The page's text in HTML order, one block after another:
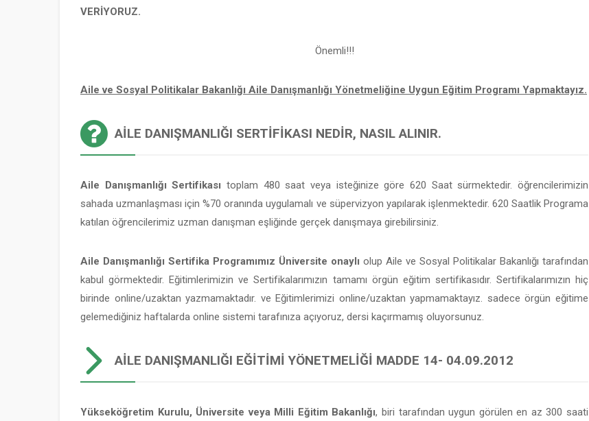
VERİYORUZ.
Önemli!!!
Aile ve Sosyal Politikalar Bakanlığı Aile Danışmanlığı Yönetmeliğine Uygun Eğitim Programı Yapmaktayız.
AILE DANIŞMANLIĞI SERTIFIKASI NEDIR, NASIL ALINIR.
Aile Danışmanlığı Sertifikası toplam 480 saat veya isteğinize göre 620 Saat sürmektedir. öğrencilerimizin
sahada uzmanlaşması için %70 oranında uygulamalı ve süpervizyon yapılarak işlenmektedir. 620 Saatlik Programa
katılan öğrencilerimiz uzman danışman eşliğinde gerçek danışmaya girebilirsiniz.
Aile Danışmanlığı Sertifika Programımız Üniversite onaylı olup Aile ve Sosyal Politikalar Bakanlığı tarafından
kabul görmektedir. Eğitimlerimizin ve Sertifikalarımızın tamamı örgün eğitim sertifikasıdır. Sertifikalarımızın hiç
birinde online/uzaktan yazmamaktadır. ve Eğitimlerimizi online/uzaktan yapmamaktayız. sadece örgün eğitime
gelemediğiniz haftalarda online sistemi tarafınıza açıyoruz, dersi kaçırmamış oluyorsunuz.
AILE DANIŞMANLIĞI EĞITIMI YÖNETMELIĞI MADDE 14- 04.09.2012
Yükseköğretim Kurulu, Üniversite veya Milli Eğitim Bakanlığı, biri tarafından uygun görülen en az 300 saati